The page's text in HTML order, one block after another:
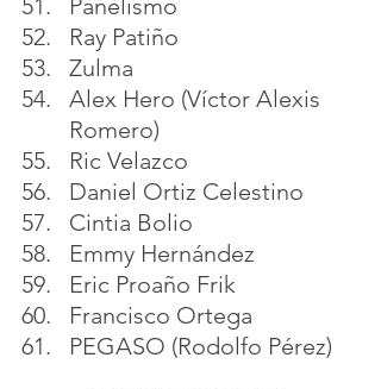
Panelismo
Ray Patiño
Zulma
Alex Hero (Víctor Alexis
Romero)
Ric Velazco
Daniel Ortiz Celestino
Cintia Bolio
Emmy Hernández
Eric Proaño Frik
Francisco Ortega
PEGASO (Rodolfo Pérez)